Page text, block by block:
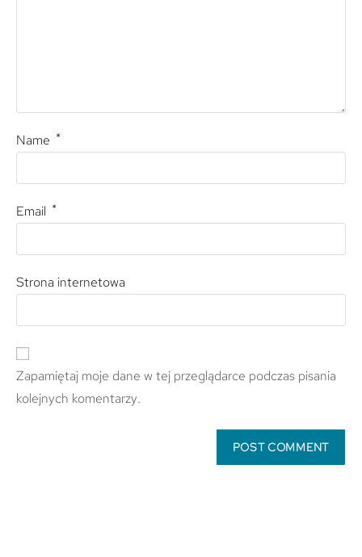
Name *
Email *
Strona internetowa
Zapamiętaj moje dane w tej przeglądarce podczas pisania
kolejnych komentarzy.